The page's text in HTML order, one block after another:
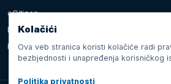
eCitizen
Prijava problema
Kalendar dešavanja
Kolačići
Ova veb stranica koristi kolačiće radi
bezbjednosti i unapređenja korisničkog
Politika privatnosti